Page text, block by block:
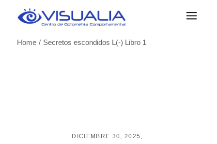
Home
Secretos escondidos L(-) Libro 1
DICIEMBRE 30, 2025